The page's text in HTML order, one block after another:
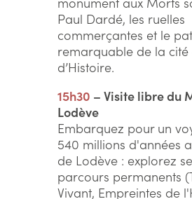
Paul Dardé, les ruelles
commerçantes et le
remarquable de la cité
d’Histoire.
15h30 – Visite libre du
Lodève
Embarquez pour un
540 millions d'années
de Lodève : explorez
parcours permanents
Vivant, Empreintes de